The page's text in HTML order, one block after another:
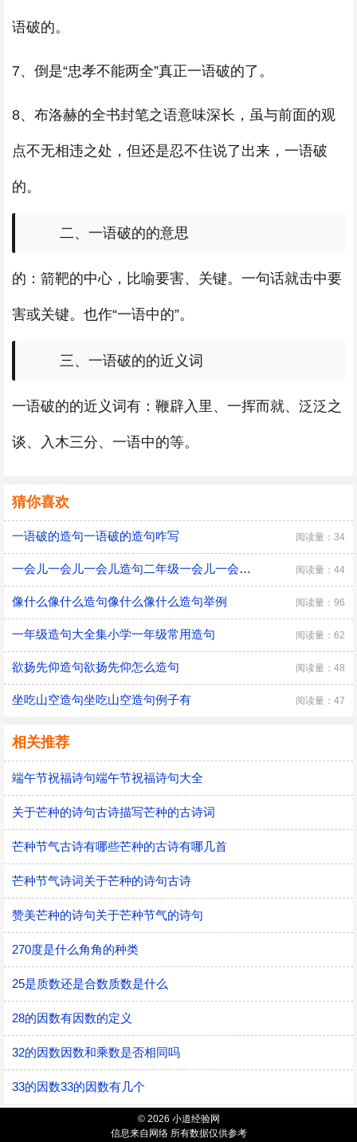
语破的。
7、倒是“忠孝不能两全”真正一语破的了。
8、布洛赫的全书封笔之语意味深长，虽与前面的观
点不无相违之处，但还是忍不住说了出来，一语破
的。
二、一语破的的意思
的：箭靶的中心，比喻要害、关键。一句话就击中要
害或关键。也作“一语中的”。
三、一语破的的近义词
一语破的的近义词有：鞭辟入里、一挥而就、泛泛之
谈、入木三分、一语中的等。
猜你喜欢
一语破的造句一语破的造句咋写 阅读量：34
一会儿一会儿一会儿造句二年级一会儿一会儿一会儿怎么造句 阅读量：44
像什么像什么造句像什么像什么造句举例 阅读量：96
一年级造句大全集小学一年级常用造句 阅读量：62
欲扬先仰造句欲扬先仰怎么造句 阅读量：48
坐吃山空造句坐吃山空造句例子有 阅读量：47
相关推荐
端午节祝福诗句端午节祝福诗句大全
关于芒种的诗句古诗描写芒种的古诗词
芒种节气古诗有哪些芒种的古诗有哪几首
芒种节气诗词关于芒种的诗句古诗
赞美芒种的诗句关于芒种节气的诗句
270度是什么角角的种类
25是质数还是合数质数是什么
28的因数有因数的定义
32的因数因数和乘数是否相同吗
33的因数33的因数有几个
© 2026 小道经验网
信息来自网络 所有数据仅供参考